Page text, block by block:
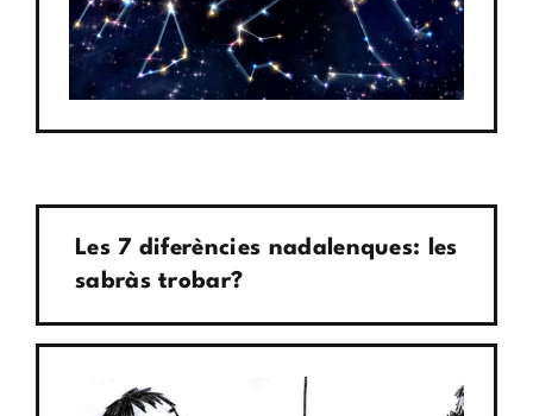
Les 7 diferències nadalenques: les
sabràs trobar?